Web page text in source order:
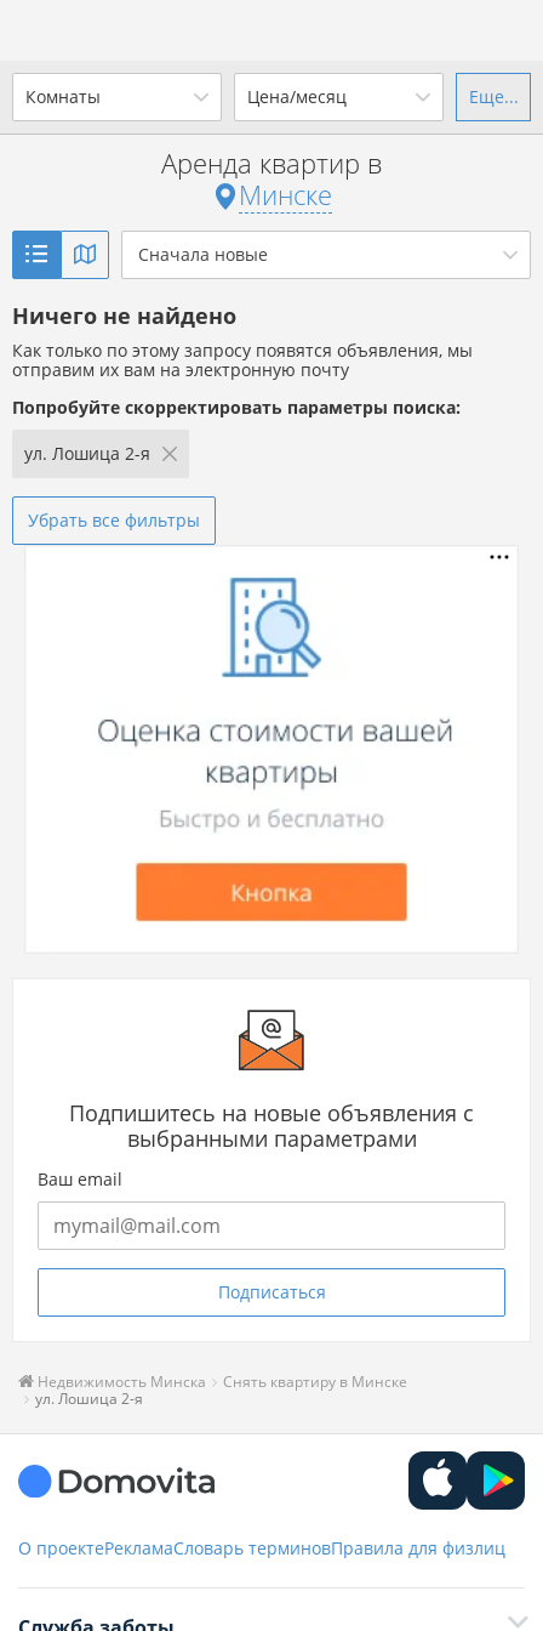
Комнаты
2-комн. 3-комн. 4+
Цена/месяц
от до
р. за всё
Еще...
Аренда квартир в
Минске
Сначала новые
Ничего не найдено
Как только по этому запросу появятся объявления, мы
отправим их вам на электронную почту
Попробуйте скорректировать параметры поиска:
ул. Лошица 2-я
Убрать все фильтры
Подпишитесь на новые объявления с
выбранными параметрами
Ваш email
Подписаться
Ваш город -г. Минск?
Выбрать город
Недвижимость Минска
Снять квартиру в Минске
ул. Лошица 2-я
О проектеРекламаСловарь терминовПравила для физлиц